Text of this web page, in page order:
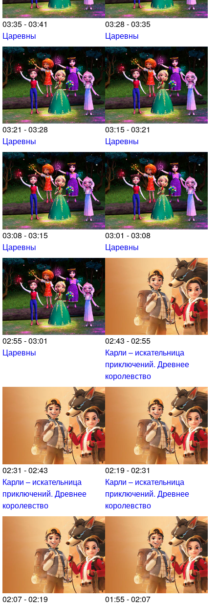
03:35 - 03:41
Царевны
03:28 - 03:35
Царевны
03:21 - 03:28
Царевны
03:15 - 03:21
Царевны
03:08 - 03:15
Царевны
03:01 - 03:08
Царевны
02:55 - 03:01
Царевны
02:43 - 02:55
Карли – искательница
приключений. Древнее
королевство
02:31 - 02:43
Карли – искательница
приключений. Древнее
королевство
02:19 - 02:31
Карли – искательница
приключений. Древнее
королевство
02:07 - 02:19
01:55 - 02:07